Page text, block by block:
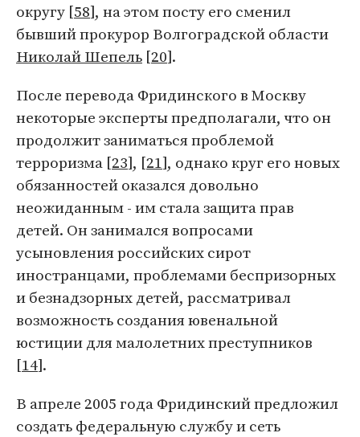
округу [58], на этом посту его сменил
бывший прокурор Волгоградской области
Николай Шепель [20].
После перевода Фридинского в Москву
некоторые эксперты предполагали, что он
продолжит заниматься проблемой
терроризма [23], [21], однако круг его новых
обязанностей оказался довольно
неожиданным - им стала защита прав
детей. Он занимался вопросами
усыновления российских сирот
иностранцами, проблемами беспризорных
и безнадзорных детей, рассматривал
возможность создания ювенальной
юстиции для малолетних преступников
[14].
В апреле 2005 года Фридинский предложил
создать федеральную службу и сеть